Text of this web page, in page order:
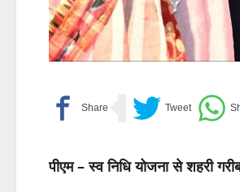
पीएम – स्व निधि योजना से शहरी